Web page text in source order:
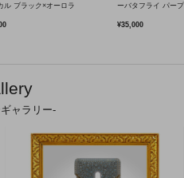
ル ブラック×オーロラ
ーバタフライ パー
¥35,000
ャラリー-